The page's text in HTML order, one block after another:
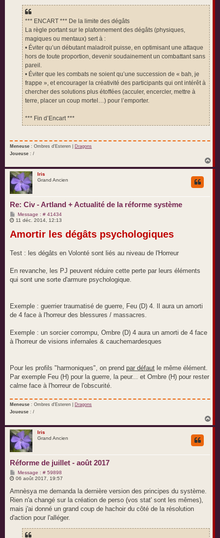
*** ENCART *** De la limite des dégâts
La règle portant sur le plafonnement des dégâts (physiques,
magiques ou mentaux) sert à :
• Éviter qu’un débutant maladroit puisse, en optimisant une attaque
hors de toute proportion, devenir soudainement un combattant sans
pareil.
• Éviter que les combats ne soient qu’une succession de « bah, je
frappe », et encourager la créativité des participants qui ont intérêt à
chercher des solutions plus étoffées (acculer, encercler, mettre à
terre, placer un coup mortel…) pour l’emporter.
*** Fin d’Encart ***
Meneuse : Ombres d'Esteren | Dragons
Joueuse : /
a
Iris
Grand Ancien
Re: Civ - Artland + Actualité de la réforme système
Message : # 41434M
e
s
a
11 déc. 2014, 12:13
Amortir les dégâts psychologiques
Test : les dégâts en Volonté sont liés au niveau de l'Horreur
En revanche, les PJ peuvent réduire cette perte par leurs éléments
qui sont une sorte d'armure psychologique.
Exemple : guerrier traumatisé de guerre, Feu (D) 4. Il aura un amorti
de 4 face à l'horreur des blessures / massacres.
Exemple : un sorcier corrompu, Ombre (D) 4 aura un amorti de 4 face
à l'horreur de visions infernales & cauchemardesques
Pour les profils "harmoniques", on prend par défaut le même élément.
Par exemple Feu (H) pour la guerre, la peur... et Ombre (H) pour rester
calme face à l'horreur de l'obscurité.
Meneuse : Ombres d'Esteren | Dragons
Joueuse : /
a
Iris
Grand Ancien
Réforme de juillet - août 2017
Message : # 59898M
e
s
g
e
06 août 2017, 19:57
Amnèsya me demanda la dernière version des principes du système.
Rien n'a changé sur la création de perso (vos stat' sont les mêmes),
mais j'ai donné un grand coup de hachoir du côté de la résolution
d'action pour l'alléger.